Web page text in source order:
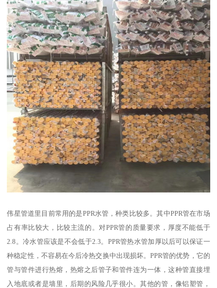
伟星管道里目前常用的是PPR水管，种类比较多。其中PPR管在市场
占有率比较大，比较主流的。对PPR管的质量要求，厚度不能低于
2.8。冷水管应该是不会低于2.3。PPR管热水管加厚以后可以保证一
种稳定性，不容易在今后冷热交换中出现损坏。PPR管的优势，它的
管与管件进行热熔，热熔之后管子和管件连为一体，这种管直接埋
入地底或者是墙里，后期的风险几乎很小。其他的管，像铝塑管，